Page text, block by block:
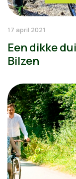
17 april 2021
Een dikke
Bilzen